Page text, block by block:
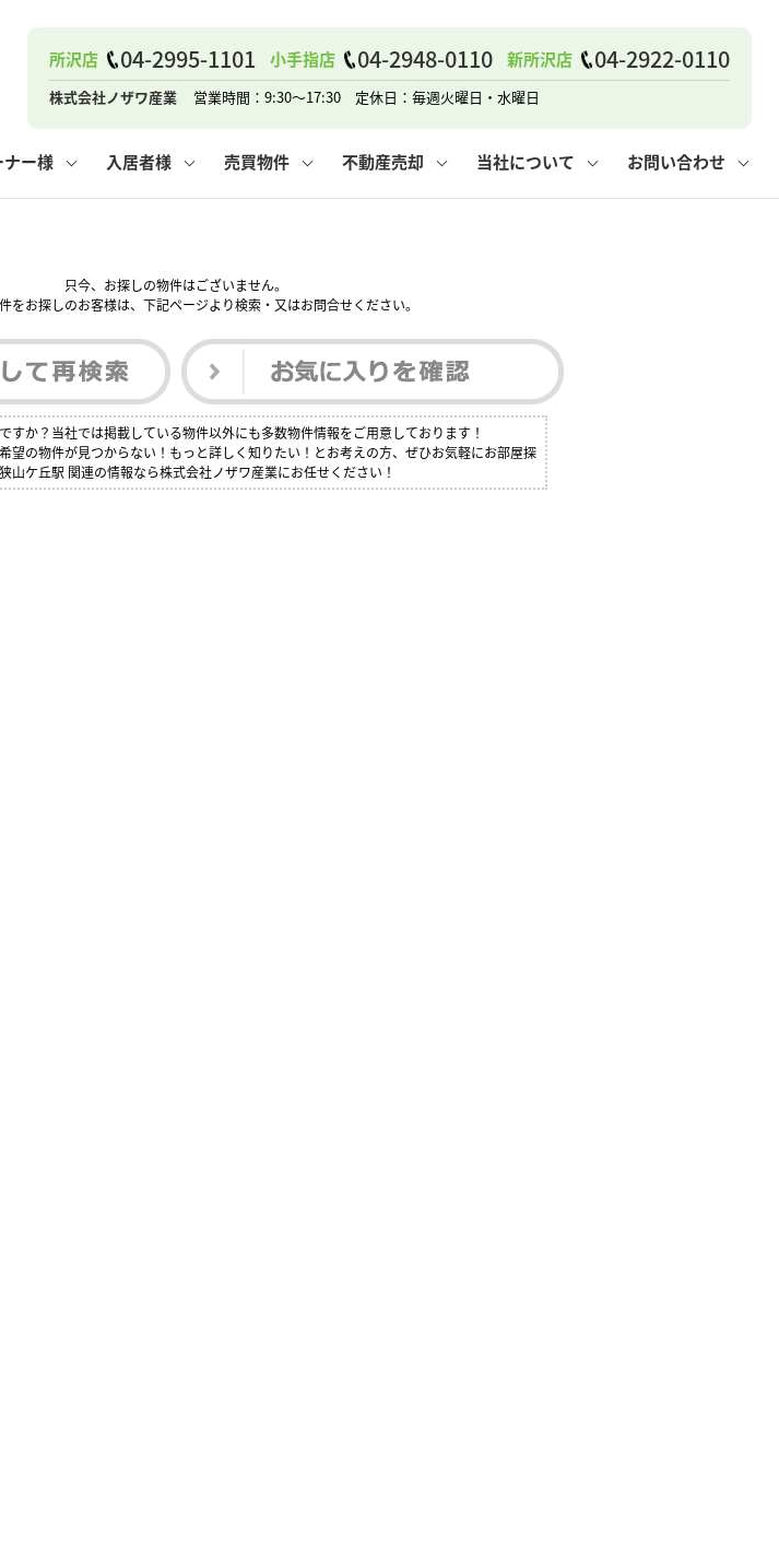
所沢店 04-2995-1101 小手指店 04-2948-0110 新所沢店 04-2922-0110
株式会社ノザワ産業 営業時間：9:30～17:30 定休日：毎週火曜日・水曜日
閲覧履歴 保存した検索条件
ナー様
管理物件一覧 管理のご依頼 無料賃料査定
入居者様
ルQ&A お住まいの解約手続き その他の問合せ
売買物件
よくある質問 マンションVS戸建て
不動産売却
媒介契約の種類 売却時の諸費用
くある質問 相続
当社について
スタッフブログ 個人情報保護方針
ハウス新所沢店
お問い合わせ
よくある質問 相続
トハウス新所沢店
只今、お探しの物件はございません。
をお探しのお客様は、下記ページより検索・又はお問合せください。
すか？当社では掲載している物件以外にも多数物件情報をご用意しております！
望の物件が見つからない！もっと詳しく知りたい！とお考えの方、ぜひお気軽にお部屋探
山ケ丘駅 関連の情報なら株式会社ノザワ産業にお任せください！